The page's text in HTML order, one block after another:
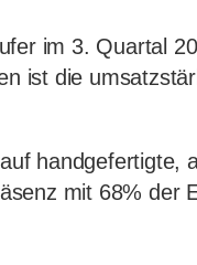
im 3. Quartal
ist die
handgefertigte,
mit 68% der